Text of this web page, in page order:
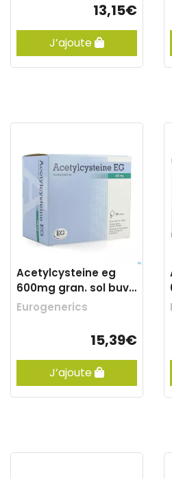
13,15€
J’ajoute
Acetylcysteine eg
600mg gran. sol buv.
sach 60
Eurogenerics
15,39€
J’ajoute